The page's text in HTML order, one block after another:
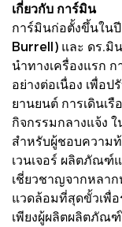
เกี่ยวกับ การ์มิน
การ์มินก่อตั้งขึ้นในปี
Burrell) และ ดร.มิ
นำทางเครื่องแรก
อย่างต่อเนื่อง เพื่อ
ยานยนต์ การเดินเ
กิจกรรมกลางแจ้ง
สำหรับผู้ชอบความ
เวนเจอร์ ผลิตภัณฑ์
เชี่ยวชาญจากหลา
แวดล้อมที่สุดขั้วเพื่
เพียงผู้ผลิตผลิตภัณฑ์